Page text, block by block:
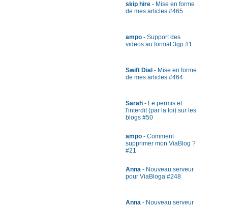
skip hire - Mise en forme
de mes articles #465
ampo - Support des
videos au format 3gp #1
Swift Dial - Mise en forme
de mes articles #464
Sarah - Le permis et
l'interdit (par la loi) sur les
blogs #50
ampo - Comment
supprimer mon ViaBlog ?
#21
Anna - Nouveau serveur
pour ViaBloga #248
Anna - Nouveau serveur